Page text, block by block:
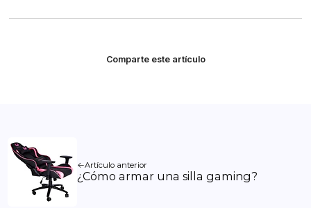
Comparte este artículo
Artículo anterior
¿Cómo armar una silla gaming?